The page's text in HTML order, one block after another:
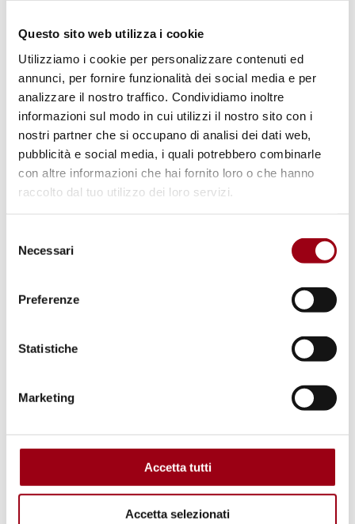
Questo sito web utilizza i cookie
Utilizziamo i cookie per personalizzare contenuti ed
annunci, per fornire funzionalità dei social media e per
analizzare il nostro traffico. Condividiamo inoltre
informazioni sul modo in cui utilizzi il nostro sito con i
nostri partner che si occupano di analisi dei dati web,
pubblicità e social media, i quali potrebbero combinarle
con altre informazioni che hai fornito loro o che hanno
raccolto dal tuo utilizzo dei loro servizi.
delNecessari
Preferenze
Statistiche
Marketing
Accetta tutti
Accetta selezionati
Tutto ciò ha chiaramente ostacolato l'accesso
dei minori all'educazionee il Sud Sudan è ad
oggi il Paese con la percentuale più alta di
bambini in età scolastica che non vanno a
scuola, con 2,8 milioni di bambini - il 70% di
tutti i bambini in età scolastica del Paese. A
lasciato altri 2 milioni di minori fuori dal
diversi partner, ma ha chiesto un ulteriore
intervento, dal momento che è già stato
Sudan.
si può leggere l'appello di UNICEF.